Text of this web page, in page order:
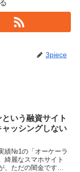
3piece
いう融資サイト
ッシングしない
績№1の「オーケーラ
綺麗なスマホサイト
、ただの闇金です。